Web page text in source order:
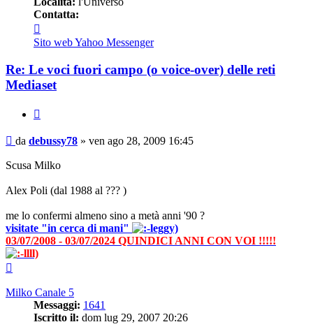
Contatta:
debussy78
Sito webYahoo Messenger
Re: Le voci fuori campo (o voice-over) delle reti
Mediaset
Messaggio
da debussy78 » ven ago 28, 2009 16:45
Scusa Milko
Alex Poli (dal 1988 al ??? )
me lo confermi almeno sino a metà anni '90 ?
visitate "in cerca di mani"
03/07/2008 - 03/07/2024 QUINDICI ANNI CON VOI !!!!!
Milko Canale 5
Messaggi: 1641
Iscritto il: dom lug 29, 2007 20:26